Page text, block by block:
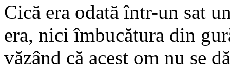
Cică era odată într-un sat
era, nici îmbucătura din
văzând că acest om nu se